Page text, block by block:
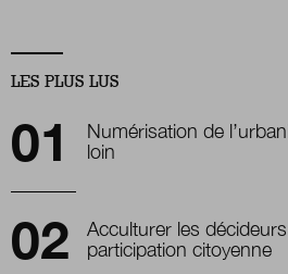
LES PLUS LUS
Numérisation de
loin
Acculturer les
participation citoyenne